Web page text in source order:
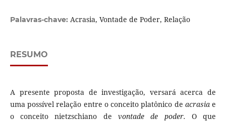
Palavras-chave: Acrasia, Vontade de Poder, Relação
RESUMO
A presente proposta de investigação, versará acerca de
uma possível relação entre o conceito platônico de acrasiae
o conceito nietzschiano de vontade de poder. O que